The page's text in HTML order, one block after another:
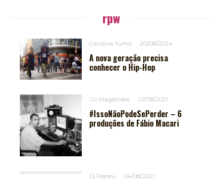
rpw
Carolina Yume · 20/08/2024
A nova geração precisa
conhecer o Hip-Hop
Go Magalhães · 07/08/2021
#IssoNãoPodeSePerder – 6
produções de Fábio Macari
Dj Pepeu · 04/08/2021